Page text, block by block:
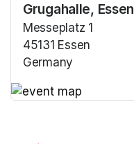
Grugahalle, Essen
Messeplatz 1
45131 Essen
Germany